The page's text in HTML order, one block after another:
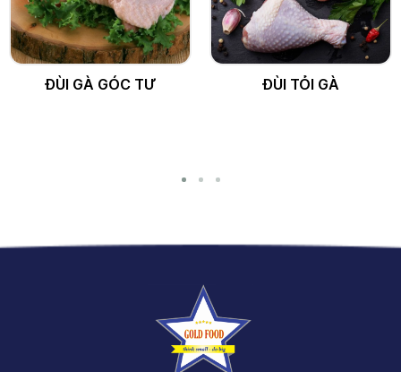
ĐÙI GÀ GÓC TƯ ĐÙI TỎI GÀ